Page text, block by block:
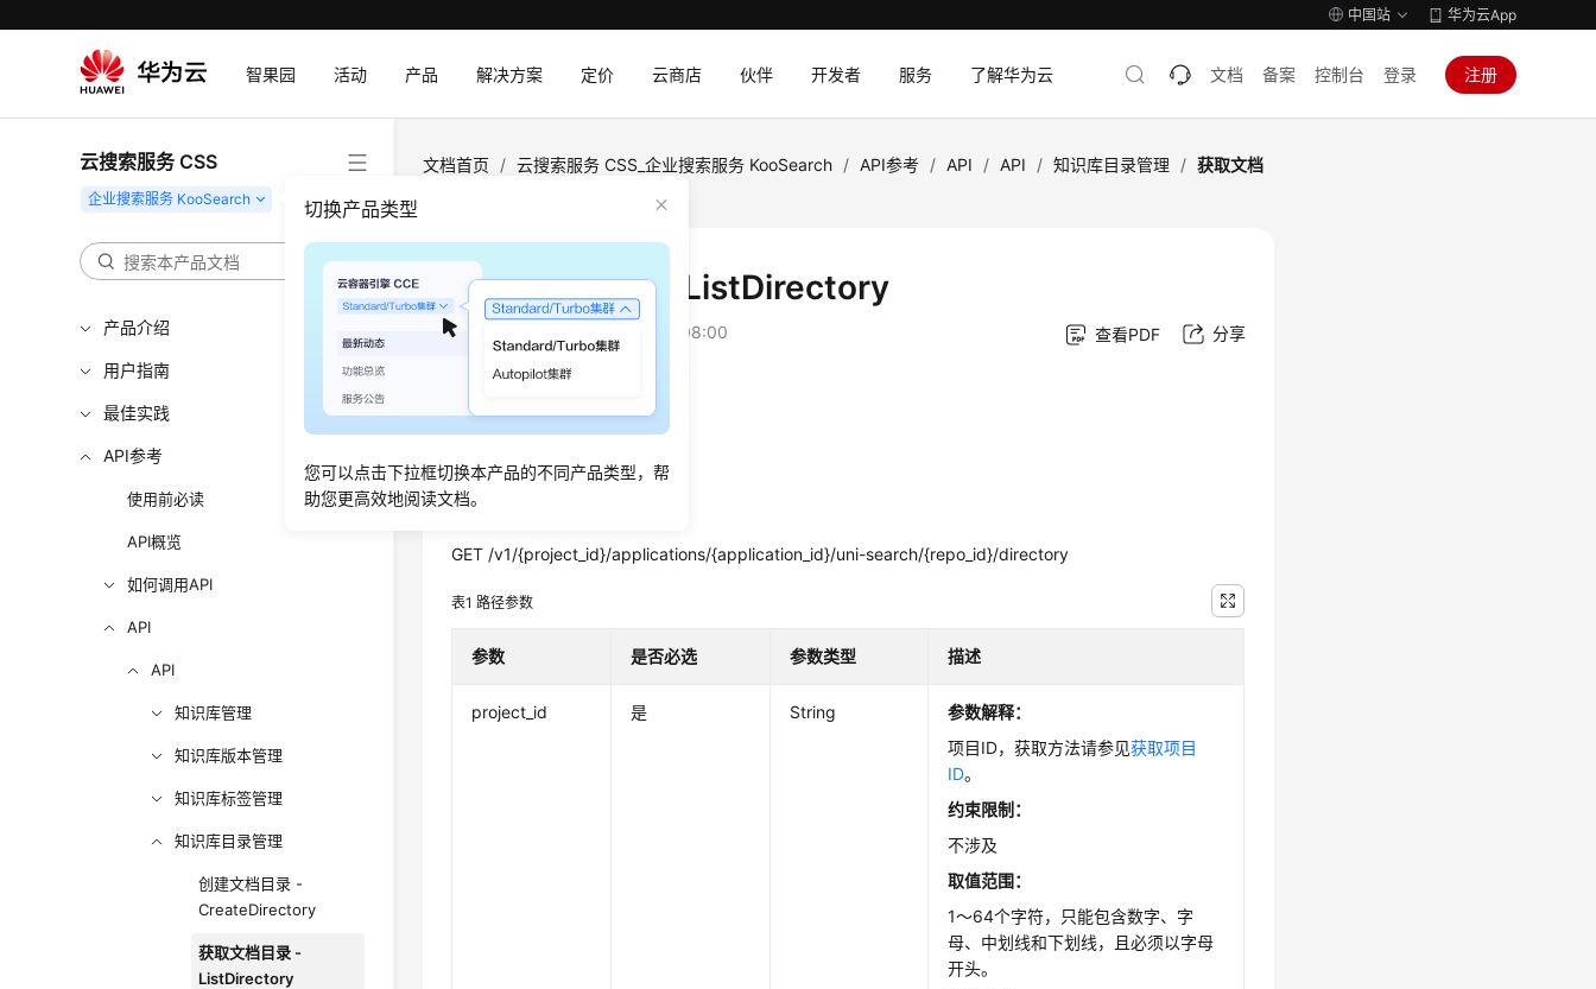
中国站 华为云App
智果园 活动 产品 解决方案 定价 云商店 伙伴 开发者 服务 了解华为云 文档 备案 控制台 登录 注册
云搜索服务 CSS
切换产品类型
您可以点击下拉框切换本产品的不同产品类型，帮
助您更高效地阅读文档。
产品介绍
用户指南
最佳实践
API参考
使用前必读
API概览
如何调用API
API
API
知识库管理
知识库版本管理
知识库标签管理
知识库目录管理
创建文档目录 -
CreateDirectory
获取文档目录 -
ListDirectory
文档首页 / 云搜索服务 CSS_企业搜索服务 KooSearch / API参考 / API / API / 知识库目录管理 / 获取文档
获取文档目录 - ListDirectory
更新时间： 2026-03-16 GMT+08:00 查看PDF 分享
URI
GET /v1/{project_id}/applications/{application_id}/uni-search/{repo_id}/directory
表1路径参数
参数 是否必选 参数类型 描述
project_id 是 String
参数解释：
项目ID，获取方法请参见获取项目
ID。
约束限制：
不涉及
取值范围：
1～64个字符，只能包含数字、字
母、中划线和下划线，且必须以字母
开头。